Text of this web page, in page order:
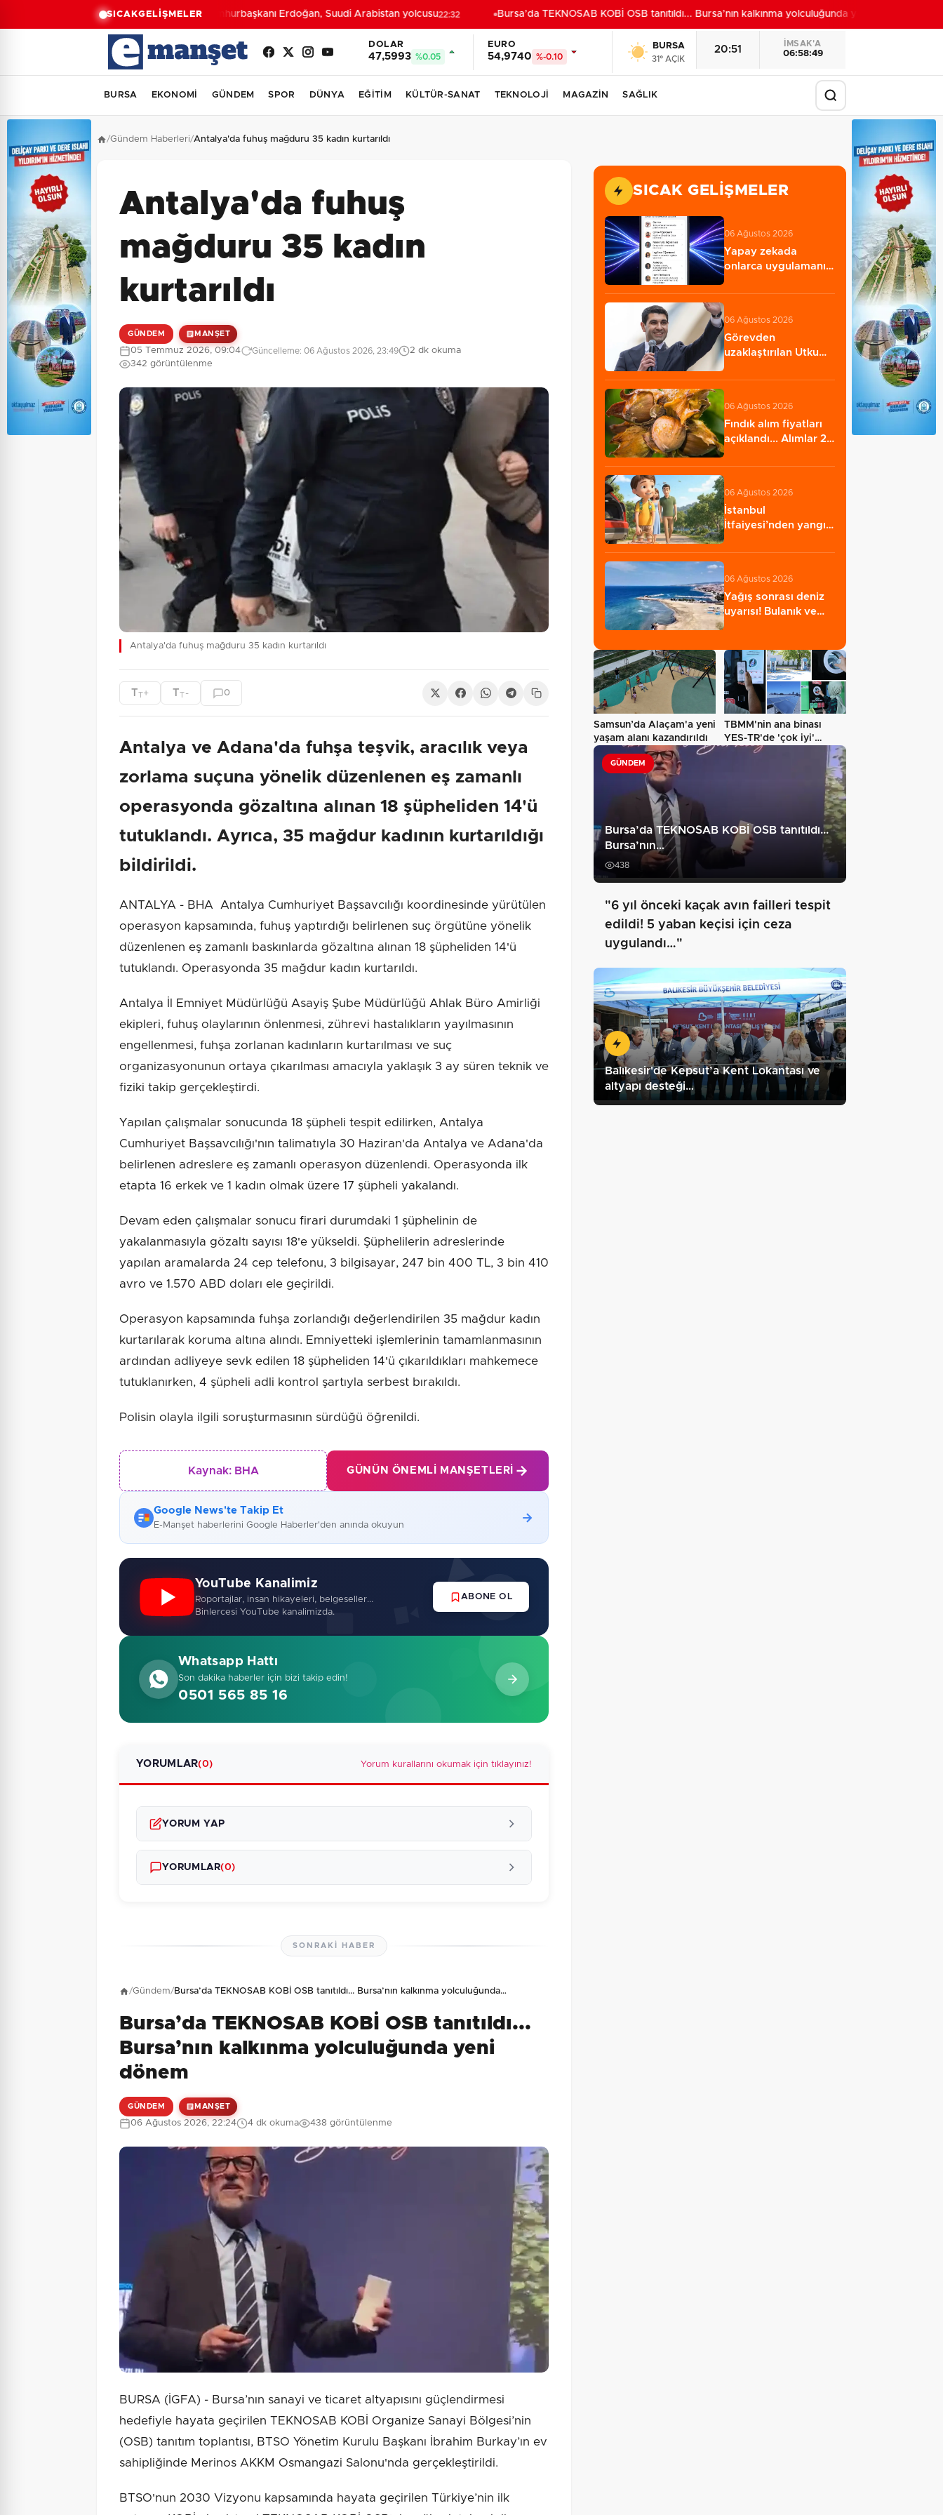
SICAKGELİŞMELERCumhurbaşkanı Erdoğan, Suudi Arabistan yolcusu22:32 Bursa’da TEKNOSAB KOBİ OSB tanıtıldı... Bursa’nın kalkınma yolculuğunda yeni dönem
DOLAR
47,5993 %0.05
EURO
54,9740 %-0.10
BURSA
31° AÇIK
20:51
İMSAK'A
06:58:47
BURSA EKONOMİ GÜNDEM SPOR DÜNYA EĞİTİM KÜLTÜR-SANAT TEKNOLOJİ MAGAZİN SAĞLIK
/Gündem Haberleri/Antalya'da fuhuş mağduru 35 kadın kurtarıldı
Antalya'da fuhuş
mağduru 35 kadın
kurtarıldı
GÜNDEM MANŞET
05 Temmuz 2026, 09:04 Güncelleme: 06 Ağustos 2026, 23:49
2 dk okuma
342 görüntülenme
Antalya'da fuhuş mağduru 35 kadın kurtarıldı
TT+ TT - 0
Antalya ve Adana'da fuhşa teşvik, aracılık veya
zorlama suçuna yönelik düzenlenen eş zamanlı
operasyonda gözaltına alınan 18 şüpheliden 14'ü
tutuklandı. Ayrıca, 35 mağdur kadının kurtarıldığı
bildirildi.
ANTALYA - BHA Antalya Cumhuriyet Başsavcılığı koordinesinde yürütülen
operasyon kapsamında, fuhuş yaptırdığı belirlenen suç örgütüne yönelik
düzenlenen eş zamanlı baskınlarda gözaltına alınan 18 şüpheliden 14'ü
tutuklandı. Operasyonda 35 mağdur kadın kurtarıldı.
Antalya İl Emniyet Müdürlüğü Asayiş Şube Müdürlüğü Ahlak Büro Amirliği
ekipleri, fuhuş olaylarının önlenmesi, zührevi hastalıkların yayılmasının
engellenmesi, fuhşa zorlanan kadınların kurtarılması ve suç
organizasyonunun ortaya çıkarılması amacıyla yaklaşık 3 ay süren teknik ve
fiziki takip gerçekleştirdi.
Yapılan çalışmalar sonucunda 18 şüpheli tespit edilirken, Antalya
Cumhuriyet Başsavcılığı'nın talimatıyla 30 Haziran'da Antalya ve Adana'da
belirlenen adreslere eş zamanlı operasyon düzenlendi. Operasyonda ilk
etapta 16 erkek ve 1 kadın olmak üzere 17 şüpheli yakalandı.
Devam eden çalışmalar sonucu firari durumdaki 1 şüphelinin de
yakalanmasıyla gözaltı sayısı 18'e yükseldi. Şüphelilerin adreslerinde
yapılan aramalarda 24 cep telefonu, 3 bilgisayar, 247 bin 400 TL, 3 bin 410
avro ve 1.570 ABD doları ele geçirildi.
Operasyon kapsamında fuhşa zorlandığı değerlendirilen 35 mağdur kadın
kurtarılarak koruma altına alındı. Emniyetteki işlemlerinin tamamlanmasının
ardından adliyeye sevk edilen 18 şüpheliden 14'ü çıkarıldıkları mahkemece
tutuklanırken, 4 şüpheli adli kontrol şartıyla serbest bırakıldı.
Polisin olayla ilgili soruşturmasının sürdüğü öğrenildi.
Kaynak: BHA GÜNÜN ÖNEMLI MANŞETLERI
Google News'te Takip Et
E-Manşet haberlerini Google Haberler'den anında okuyun
YouTube Kanalimiz
Roportajlar, insan hikayeleri, belgeseller...
Binlercesi YouTube kanalimizda.
ABONE OL
Whatsapp Hattı
Son dakika haberler için bizi takip edin!
0501 565 85 16
YORUMLAR(0) Yorum kurallarını okumak için tıklayınız!
YORUM YAP
Güvenlik Sorusu: 3 + 1 = ? Gönder
YORUMLAR(0)
SONRAKI HABER
/Gündem/Bursa’da TEKNOSAB KOBİ OSB tanıtıldı... Bursa’nın kalkınma yolculuğunda…
Bursa’da TEKNOSAB KOBİ OSB tanıtıldı...
Bursa’nın kalkınma yolculuğunda yeni
dönem
GÜNDEM MANŞET
06 Ağustos 2026, 22:24 4 dk okuma 438 görüntülenme
BURSA (İGFA) - Bursa’nın sanayi ve ticaret altyapısını güçlendirmesi
hedefiyle hayata geçirilen TEKNOSAB KOBİ Organize Sanayi Bölgesi’nin
(OSB) tanıtım toplantısı, BTSO Yönetim Kurulu Başkanı İbrahim Burkay’ın ev
sahipliğinde Merinos AKKM Osmangazi Salonu'nda gerçekleştirildi.
BTSO'nun 2030 Vizyonu kapsamında hayata geçirilen Türkiye’nin ilk
SICAK GELIŞMELER
06 Ağustos 2026
Yapay zekada
onlarca uygulamanın
06 Ağustos 2026
Görevden
uzaklaştırılan Utku
hakkında…
06 Ağustos 2026
Fındık alım fiyatları
açıklandı... Alımlar 24
06 Ağustos 2026
İstanbul
İtfaiyesi’nden yangın
06 Ağustos 2026
Yağış sonrası deniz
uyarısı! Bulanık ve
Samsun’da Alaçam'a yeni
yaşam alanı kazandırıldı
TBMM'nin ana binası
YES-TR'de 'çok iyi'
olarak sertifikalandırıldı…
GÜNDEM
Bursa’da TEKNOSAB KOBİ OSB tanıtıldı...
Bursa’nın…
438
"6 yıl önceki kaçak avın failleri tespit
edildi! 5 yaban keçisi için ceza
uygulandı…"
Balıkesir'de Kepsut’a Kent Lokantası ve
altyapı desteği…